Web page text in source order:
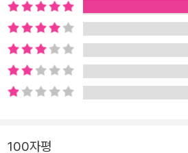
100자평